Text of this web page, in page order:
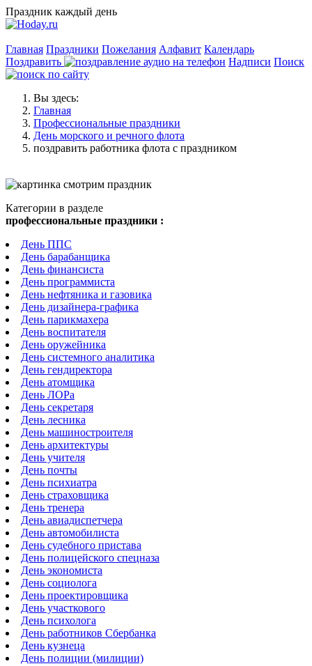
Праздник каждый день
Главная Праздники Пожелания Алфавит Календарь
Поздравить
Надписи Поиск
Вы здесь:
Главная
Профессиональные праздники
День морского и речного флота
поздравить работника флота с праздником
Категории в разделе
профессиональные праздники :
День ППС
День барабанщика
День финансиста
День программиста
День нефтяника и газовика
День дизайнера-графика
День парикмахера
День воспитателя
День оружейника
День системного аналитика
День гендиректора
День атомщика
День ЛОРа
День секретаря
День лесника
День машиностроителя
День архитектуры
День учителя
День почты
День психиатра
День страховщика
День тренера
День авиадиспетчера
День автомобилиста
День судебного пристава
День полицейского спецназа
День экономиста
День социолога
День проектировщика
День участкового
День психолога
День работников Сбербанка
День кузнеца
День полиции (милиции)